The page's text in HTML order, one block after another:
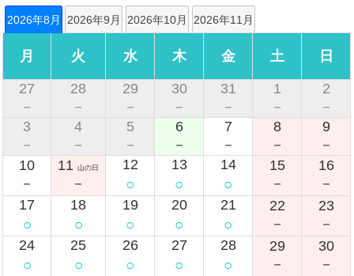
2026年8月 2026年9月 2026年10月 2026年11月
月 火 水 木 金 土 日
27
－
28
－
29
－
30
－
31
－
1
－
2
－
3
－
4
－
5
－
6
－
7
－
8
－
9
－
10
－
11山の日
－
12
○
13
○
14
○
15
－
16
－
17
○
18
○
19
○
20
○
21
○
22
－
23
－
24
○
25
○
26
○
27
○
28
○
29
－
30
－